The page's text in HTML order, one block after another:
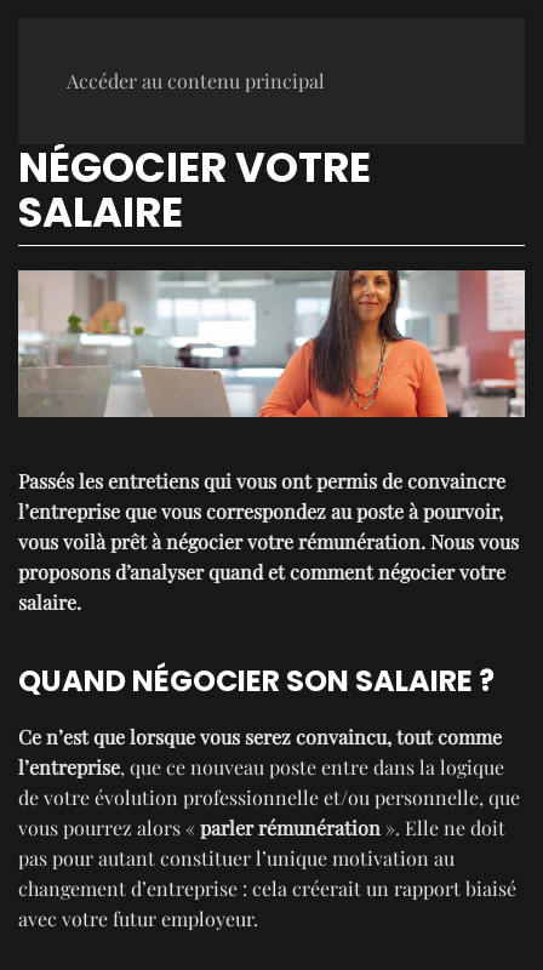
Accéder au contenu principal
NÉGOCIER VOTRE
SALAIRE
Passés les entretiens qui vous ont permis de convaincre
l’entreprise que vous correspondez au poste à pourvoir,
vous voilà prêt à négocier votre rémunération.Nous vous
proposons d’analyser quand et comment négocier votre
salaire.
QUAND NÉGOCIER SON SALAIRE ?
Ce n’est que lorsque vous serez convaincu, tout comme
l’entreprise, que ce nouveau poste entre dans la logique
de votre évolution professionnelle et/ou personnelle, que
vous pourrez alors « parler rémunération ». Elle ne doit
pas pour autant constituer l’unique motivation au
changement d’entreprise : cela créerait un rapport biaisé
avec votre futur employeur.